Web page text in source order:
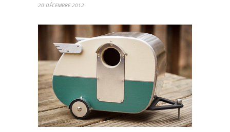
20 DÉCEMBRE 2012